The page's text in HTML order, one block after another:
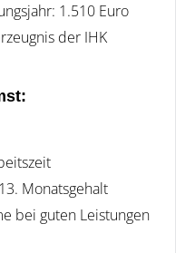
1.510 Euro
der IHK
Monatsgehalt
bei guten Leistungen